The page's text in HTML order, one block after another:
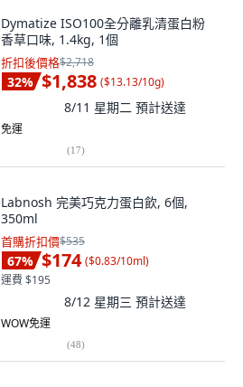
Dymatize ISO100全分離乳清蛋白粉
香草口味, 1.4kg, 1個
折扣後價格$2,718
32% $1,838 ($13.13/10g)
8/11 星期二 預計送達
免運
(17)
Labnosh 完美巧克力蛋白飲, 6個,
350ml
首購折扣價$535
67% $174 ($0.83/10ml)
運費 $195
8/12 星期三 預計送達
WOW免運
(48)